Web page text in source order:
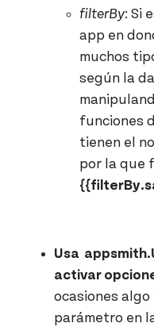
filterBy: Si
app en
muchos
según la
funciones
tienen el
por la que
Usa
activar
ocasiones
parámetro en